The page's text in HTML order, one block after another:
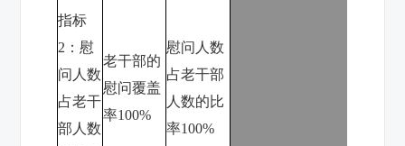
指标
2 ：慰
问人数
占老干
部人数
老干部的
慰问覆盖
率100%
慰问人数
占老干部
人数的比
率100%